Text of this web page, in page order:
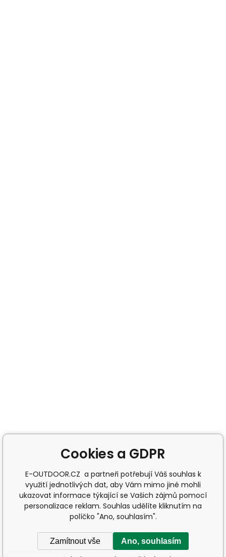
Cookies a GDPR
E-OUTDOOR.CZ a partneři potřebují Váš souhlas k
využití jednotlivých dat, aby Vám mimo jiné mohli
ukazovat informace týkající se Vašich zájmů pomocí
personalizace reklam. Souhlas udělíte kliknutím na
políčko "Ano, souhlasím".
Zamítnout vše Ano, souhlasím